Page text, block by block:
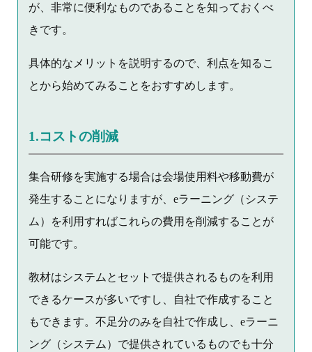
が、非常に便利なものであることを知っておくべ
きです。
具体的なメリットを説明するので、利点を知るこ
とから始めてみることをおすすめします。
1.コストの削減
集合研修を実施する場合は会場使用料や移動費が
発生することになりますが、eラーニング（システ
ム）を利用すればこれらの費用を削減することが
可能です。
教材はシステムとセットで提供されるものを利用
できるケースが多いですし、自社で作成すること
もできます。不足分のみを自社で作成し、eラーニ
ング（システム）で提供されているものでも十分